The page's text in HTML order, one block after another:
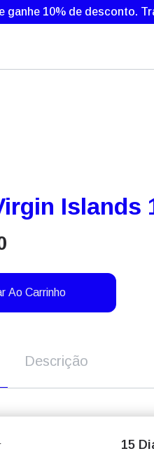
ganhe 10% de desconto.
Islands
Ao Carrinho
Descrição
15